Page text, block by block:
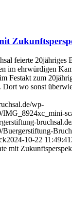
feierte 20jähriges
im ehrwürdigen
Festakt zum
Dort wo sonst
wp-
IMG_8924xc_mini-
Buergerstiftung-
2024-10-22 11:49:41
mit